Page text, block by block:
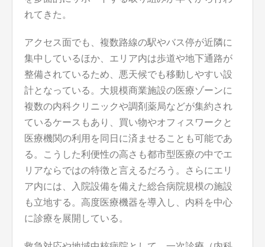
れてきた。
アクセス面でも、複数路線の駅やバス停が近隣に
集中しているほか、エリア内は歩道や地下通路が
整備されているため、悪天候でも移動しやすい設
計となっている。大規模商業施設の医療ゾーンに
複数の内科クリニックや調剤薬局などが集約され
ているケースもあり、買い物やオフィスワークと
医療機関の利用を同日に済ませることも可能であ
る。こうした利便性の高さも都市型医療の中でエ
リアならではの特徴と言えるだろう。さらにエリ
ア内には、入院設備を備えた総合病院規模の施設
も立地する。高度医療機器を導入し、内科を中心
に診療を展開している。